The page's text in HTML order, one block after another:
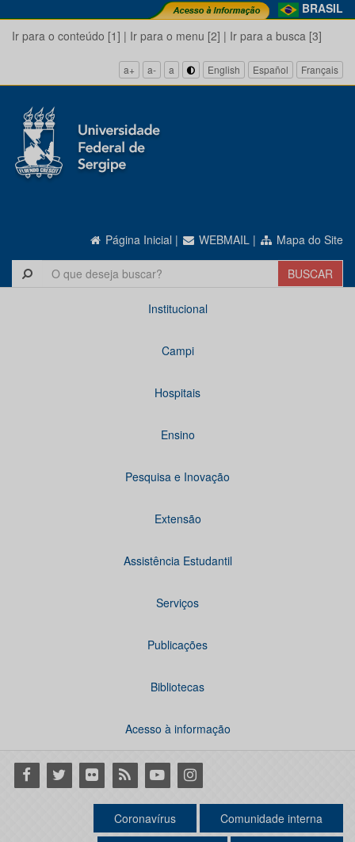
BRASIL
Ir para o conteúdo [1] | Ir para o menu [2] | Ir para a busca [3]
a+ a- a English Español Français
Página Inicial | WEBMAIL | Mapa do Site
Institucional
Campi
Hospitais
Ensino
Pesquisa e Inovação
Extensão
Assistência Estudantil
Serviços
Publicações
Bibliotecas
Acesso à informação
Facebook
Twitter Flickr RSS YoutubeInstagram
Coronavírus Comunidade interna